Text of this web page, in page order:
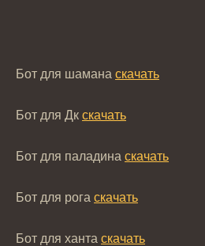
Бот для шамана скачать
Бот для Дк скачать
Бот для паладина скачать
Бот для рога скачать
Бот для ханта скачать